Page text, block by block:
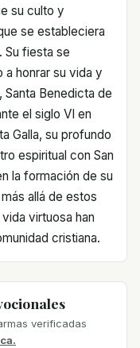
su culto y
se estableciera
Su fiesta se
honrar su vida y
Santa Benedicta de
el siglo VI en
Galla, su profundo
espiritual con San
la formación de su
allá de estos
virtuosa han
cristiana.
verificadas